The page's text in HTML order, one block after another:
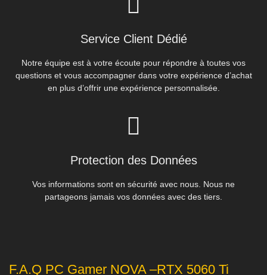
Service Client Dédié
Notre équipe est à votre écoute pour répondre à toutes vos
questions et vous accompagner dans votre expérience d’achat
en plus d’offrir une expérience personnalisée.
Protection des Données
Vos informations sont en sécurité avec nous. Nous ne
partageons jamais vos données avec des tiers.
F.A.Q PC Gamer NOVA –RTX 5060 Ti